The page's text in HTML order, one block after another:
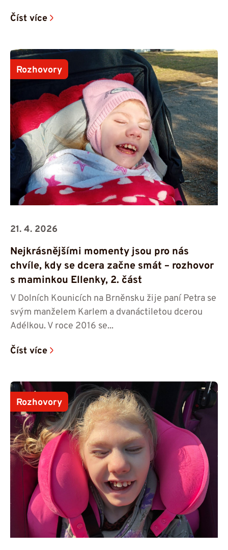
Číst více
Rozhovory
21. 4. 2026
Nejkrásnějšími momenty jsou pro nás
chvíle, kdy se dcera začne smát – rozhovor
s maminkou Ellenky, 2. část
V Dolních Kounicích na Brněnsku žije paní Petra se
svým manželem Karlem a dvanáctiletou dcerou
Adélkou. V roce 2016 se...
Číst více
Rozhovory